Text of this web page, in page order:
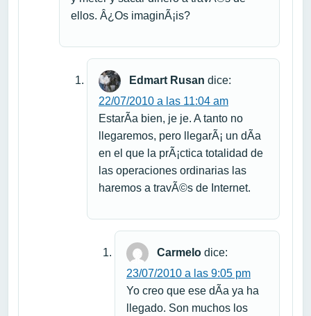
ellos. Â¿Os imaginÃ¡is?
Edmart Rusan dice:
22/07/2010 a las 11:04 am
EstarÃ­a bien, je je. A tanto no
llegaremos, pero llegarÃ¡ un dÃ­a
en el que la prÃ¡ctica totalidad de
las operaciones ordinarias las
haremos a travÃ©s de Internet.
Carmelo dice:
23/07/2010 a las 9:05 pm
Yo creo que ese dÃ­a ya ha
llegado. Son muchos los